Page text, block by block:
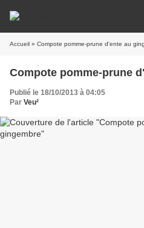
Accueil » Compote pomme-prune d'ente au
Compote pomme-prune
Publié le 18/10/2013 à 04:05
Par Veu²